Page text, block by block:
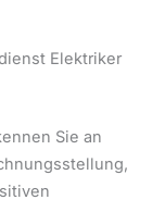
Elektriker
Sie an